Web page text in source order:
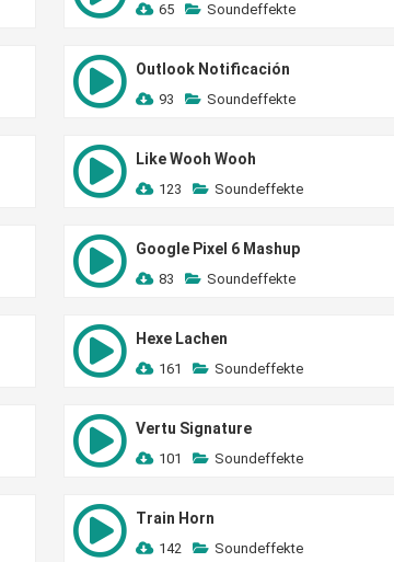
65 Soundeffekte
Outlook Notificación
93 Soundeffekte
Like Wooh Wooh
123 Soundeffekte
Google Pixel 6 Mashup
83 Soundeffekte
Hexe Lachen
161 Soundeffekte
Vertu Signature
101 Soundeffekte
Train Horn
142 Soundeffekte